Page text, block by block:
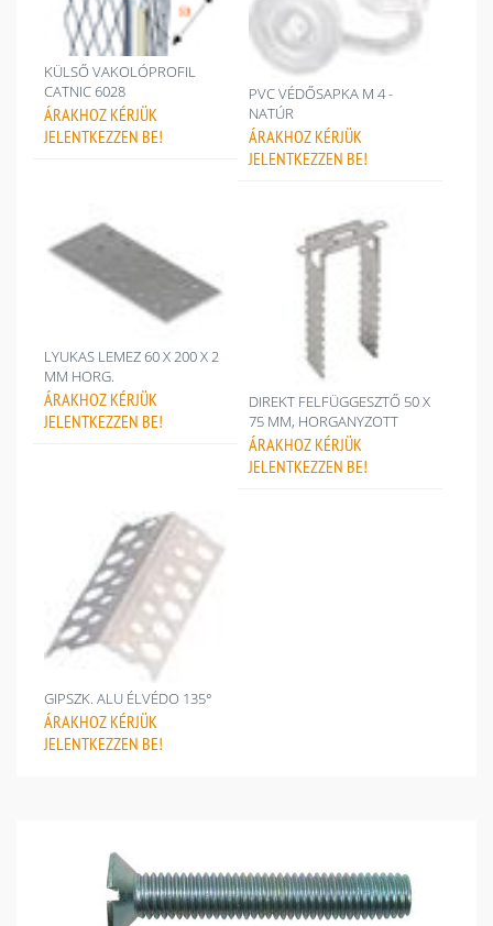
KÜLSŐ VAKOLÓPROFIL
CATNIC 6028
ÁRAKHOZ KÉRJÜK
JELENTKEZZEN BE!
PVC VÉDŐSAPKA M 4 -
NATÚR
ÁRAKHOZ KÉRJÜK
JELENTKEZZEN BE!
LYUKAS LEMEZ 60 X 200 X 2
MM HORG.
ÁRAKHOZ KÉRJÜK
JELENTKEZZEN BE!
DIREKT FELFÜGGESZTŐ 50 X
75 MM, HORGANYZOTT
ÁRAKHOZ KÉRJÜK
JELENTKEZZEN BE!
GIPSZK. ALU ÉLVÉDO 135°
ÁRAKHOZ KÉRJÜK
JELENTKEZZEN BE!